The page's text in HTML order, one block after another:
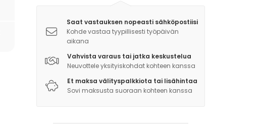
Saat vastauksen nopeasti sähköpostiisi
Kohde vastaa tyypillisesti työpäivän
aikana
Vahvista varaus tai jatka keskustelua
Neuvottele yksityiskohdat kohteen kanssa
Et maksa välityspalkkiota tai lisähintaa
Sovi maksusta suoraan kohteen kanssa